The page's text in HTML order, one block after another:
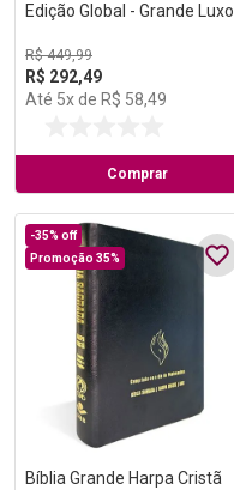
Edição Global - Grande Luxo
R$ 449,99
R$ 292,49
Até 5x de R$ 58,49
Comprar
-35% off
Promoção 35%
Bíblia Grande Harpa Cristã